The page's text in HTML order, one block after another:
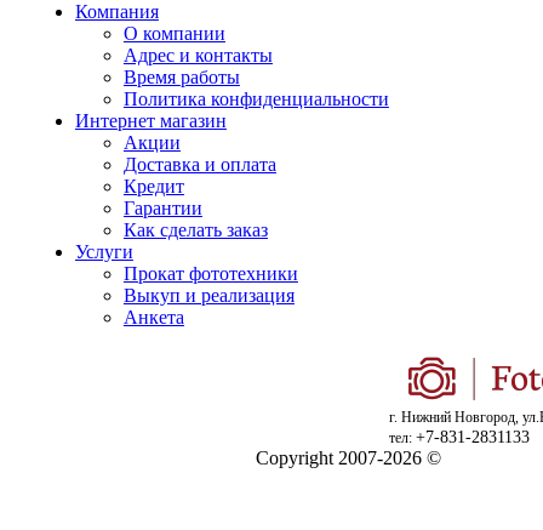
Компания
О компании
Адрес и контакты
Время работы
Политика конфиденциальности
Интернет магазин
Акции
Доставка и оплата
Кредит
Гарантии
Как сделать заказ
Услуги
Прокат фототехники
Выкуп и реализация
Анкета
г. Нижний Новгород,
тел: +7-831-2831133
Copyright 2007-2026 ©